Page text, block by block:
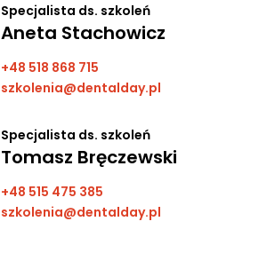
Specjalista ds. szkoleń
Aneta Stachowicz
+48 518 868 715
szkolenia@dentalday.pl
Specjalista ds. szkoleń
Tomasz Bręczewski
+48 515 475 385
szkolenia@dentalday.pl